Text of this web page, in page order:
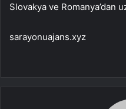
Slovakya ve Romanya’dan
sarayonuajans.xyz